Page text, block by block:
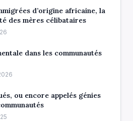
d’origine africaine, la
des mères célibataires
dans les communautés
ou encore appelés génies